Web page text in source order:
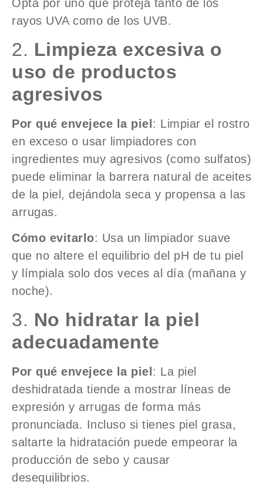
Opta por uno que proteja tanto de los
rayos UVA como de los UVB.
2. Limpieza excesiva o
uso de productos
agresivos
Por qué envejece la piel : Limpiar el rostro
en exceso o usar limpiadores con
ingredientes muy agresivos (como sulfatos)
puede eliminar la barrera natural de aceites
de la piel, dejándola seca y propensa a las
arrugas.
Cómo evitarlo: Usa un limpiador suave
que no altere el equilibrio del pH de tu piel
y límpiala solo dos veces al día (mañana y
noche).
3. No hidratar la piel
adecuadamente
Por qué envejece la piel: La piel
deshidratada tiende a mostrar líneas de
expresión y arrugas de forma más
pronunciada. Incluso si tienes piel grasa,
saltarte la hidratación puede empeorar la
producción de sebo y causar
desequilibrios.